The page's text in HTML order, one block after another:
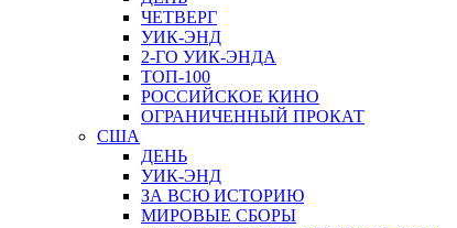
ЧЕТВЕРГ
УИК-ЭНД
2-ГО УИК-ЭНДА
ТОП-100
РОССИЙСКОЕ КИНО
ОГРАНИЧЕННЫЙ ПРОКАТ
США
ДЕНЬ
УИК-ЭНД
ЗА ВСЮ ИСТОРИЮ
МИРОВЫЕ СБОРЫ